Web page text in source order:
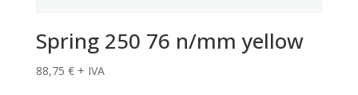
Spring 250 76 n/mm yellow
88,75 € + IVA